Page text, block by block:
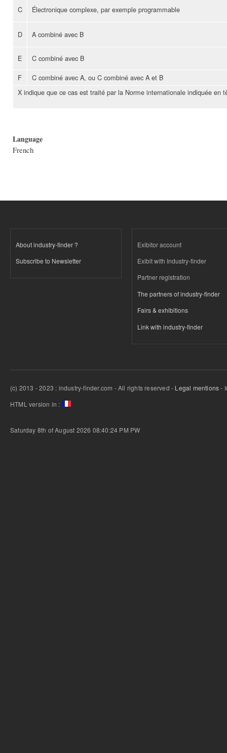
C Électronique complexe, par exemple programmable
D A combiné avec B
E
C combiné avec B
F
C combiné avec A, ou C combiné avec A et B
X indique que ce cas est traité par la Norme internationale indiquée en
Language
French
About industry-finder ?
Subscribe to Newsletter
Exibitor account
Exibit with Industry-finder
Partner registration
The partners of industry-finder
Fairs & exhibitions
Link with industry-finder
(c) 2013 - 2023 : industry-finder.com - All rights reserved - Legal mentions-
HTML version in :
Saturday 8th of August 2026 08:40:24 PM PW